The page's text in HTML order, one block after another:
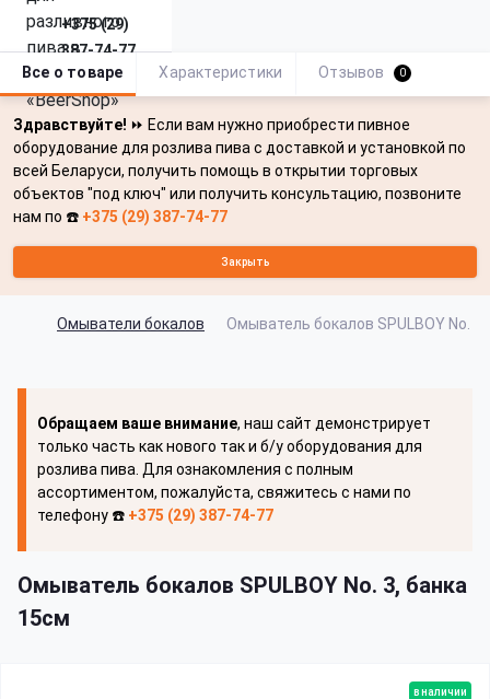
Здравствуйте! ⏩ Если вам нужно приобрести пивное
оборудование для розлива пива с доставкой и установкой по
всей Беларуси, получить помощь в открытии торговых
объектов "под ключ" или получить консультацию, позвоните
нам по ☎️ +375 (29) 387-74-77
Закрыть
+375 (29)
387-74-77
Омыватели бокалов Омыватель бокалов SPULBOY No.
Обращаем ваше внимание, наш сайт демонстрирует
только часть как нового так и б/у оборудования для
розлива пива. Для ознакомления с полным
ассортиментом, пожалуйста, свяжитесь с нами по
телефону ☎️ +375 (29) 387-74-77
Омыватель бокалов SPULBOY No. 3, банка
15см
Все о товаре Характеристики Отзывов 0
в наличии